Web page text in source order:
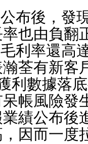
布後，發
也由負翻
利率還高
荃有新客
利數據落
帳風險發
績公布後
因而一度